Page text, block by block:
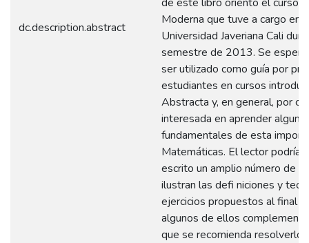
dc.description.abstract
Moderna que tuve a cargo en
Universidad Javeriana Cali
semestre de 2013. Se
ser utilizado como guía por
estudiantes en cursos
Abstracta y, en general, por
interesada en aprender
fundamentales de esta
Matemáticas. El lector podría
escrito un amplio número de
ilustran las defi niciones y
ejercicios propuestos al final
algunos de ellos
que se recomienda